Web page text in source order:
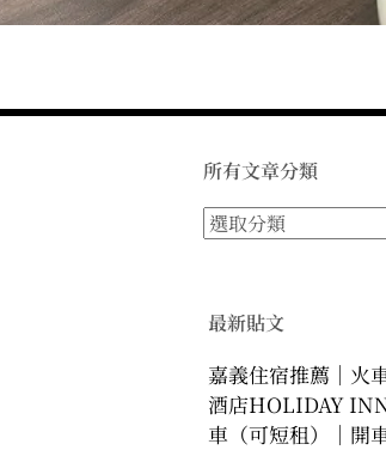
所有文章分類
所
章
分
類
最新貼文
嘉義住宿推薦｜火
酒店HOLIDAY
車（可短租）｜開